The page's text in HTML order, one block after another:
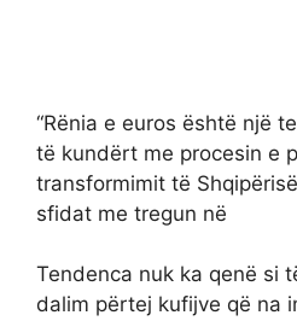
“Rënia e euros është një
të kundërt me procesin e
transformimit të
sfidat me tregun në
Tendenca nuk ka qenë si
dalim përtej kufijve që na